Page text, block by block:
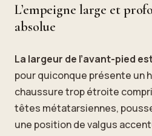
L’empeigne large et
absolue
La largeur de l’avant-pied
pour quiconque présente un
chaussure trop étroite
têtes métatarsiennes,
une position de valgus